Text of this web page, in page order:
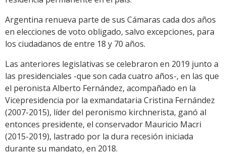
Argentina renueva parte de sus Cámaras cada dos años
en elecciones de voto obligado, salvo excepciones, para
los ciudadanos de entre 18 y 70 años.
Las anteriores legislativas se celebraron en 2019 junto a
las presidenciales -que son cada cuatro años-, en las que
el peronista Alberto Fernández, acompañado en la
Vicepresidencia por la exmandataria Cristina Fernández
(2007-2015), líder del peronismo kirchnerista, ganó al
entonces presidente, el conservador Mauricio Macri
(2015-2019), lastrado por la dura recesión iniciada
durante su mandato, en 2018.